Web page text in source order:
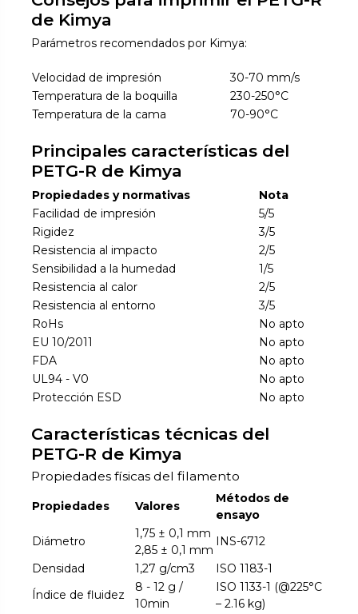
de Kimya
Parámetros recomendados por Kimya:
Velocidad de impresión
30-70 mm/s
Temperatura de la boquilla
230-250°C
Temperatura de la cama
70-90°C
Principales características del
PETG-R de Kimya
Propiedades y normativas
Nota
Facilidad de impresión
5/5
Rigidez
3/5
Resistencia al impacto
2/5
Sensibilidad a la humedad
1/5
Resistencia al calor
2/5
Resistencia al entorno
3/5
RoHs
No apto
EU 10/2011
No apto
FDA
No apto
UL94 - V0
No apto
Protección ESD
No apto
Características técnicas del
PETG-R de Kimya
Propiedades físicas del filamento
Propiedades Valores
Métodos de
ensayo
Diámetro
1,75 ± 0,1 mm
2,85 ± 0,1 mm
INS-6712
Densidad
1,27 g/cm3
ISO 1183-1
Índice de fluidez
8 - 12 g /
10min
ISO 1133-1 (@225°C
– 2.16 kg)